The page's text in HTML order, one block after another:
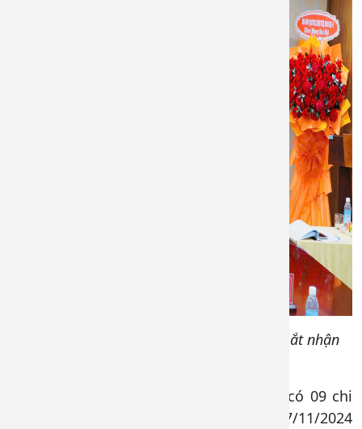
Chi ủy Chi bộ 9 nhiệm kỳ 2025-2027 ra mắt nhận
Đảng bộ Bệnh viện Đa khoa Đồng Nai có 09 chi
bộ trực thuộc, tính đến hết ngày 27/11/2024